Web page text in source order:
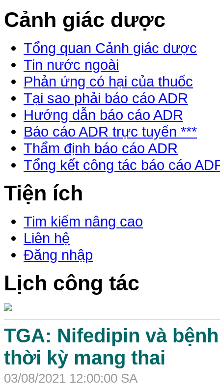
Cảnh giác dược
Tổng quan Cảnh giác dược
Tin nước ngoài
Phản ứng có hại của thuốc
Tại sao phải báo cáo ADR
Hướng dẫn báo cáo ADR
Báo cáo ADR trực tuyến ***
Thẩm định báo cáo ADR
Tổng kết công tác báo cáo
Tiện ích
Tim kiếm nâng cao
Liên hệ
Đăng nhập
Lịch công tác
TGA: Nifedipin và
thời kỳ mang thai
03/08/2021 12:00:00 SA